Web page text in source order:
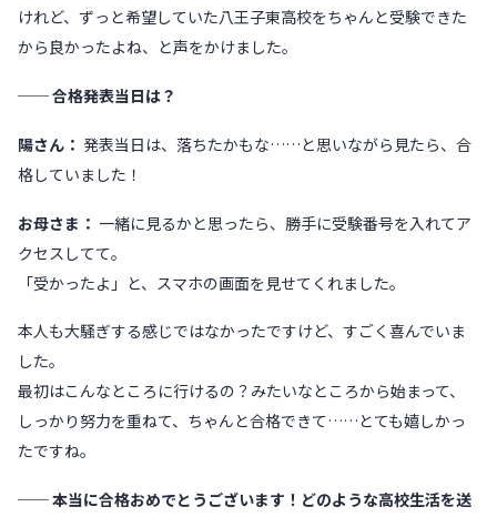
けれど、ずっと希望していた八王子東高校をちゃんと受験できた
から良かったよね、と声をかけました。
── 合格発表当日は？
陽さん： 発表当日は、落ちたかもな……と思いながら見たら、合
格していました！
お母さま： 一緒に見るかと思ったら、勝手に受験番号を入れてア
クセスしてて。
「受かったよ」と、スマホの画面を見せてくれました。
本人も大騒ぎする感じではなかったですけど、すごく喜んでいま
した。
最初はこんなところに行けるの？みたいなところから始まって、
しっかり努力を重ねて、ちゃんと合格できて……とても嬉しかっ
たですね。
── 本当に合格おめでとうございます！どのような高校生活を送